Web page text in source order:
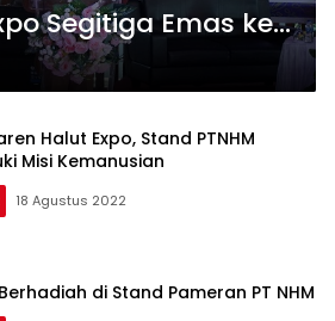
Segitiga Emas ke-
Halut Expo, Stand PTNHM
Misi Kemanusian
18 Agustus 2022
di Stand Pameran PT NHM